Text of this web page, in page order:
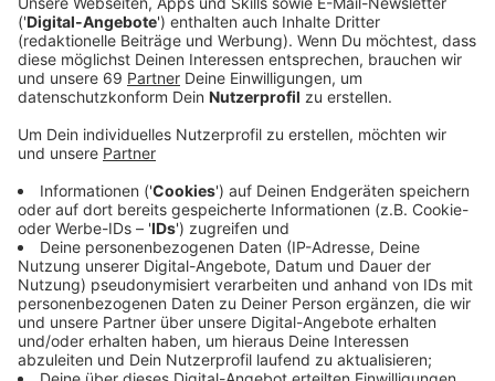
An diesen drei Orten ist der Song entstanden – wer ist
schuld an dem Hin und Her? Corona! Aber in diesem
Fall hat es nicht geschadet. Vielleicht hat jeder Ort
seine Stimmung mit reingebracht. Los Angeles
definitiv die Summer Vibes, Antwerpen vielleicht
"Urbanes"! Dieser Song soll uns Hoffnung geben und
Optimismus – davon kann man in diesen Zeiten nicht
genug bekommen. Milow sagt, auch wenn es nur 3
Minuten sind, er wollte einen positiven Song
rausbringen, der einfach mal von den Sorgen, Ängsten
oder auch der Wut die grad viele haben ablenkt. Er
schlägt vor: mitsingen oder tanzen.